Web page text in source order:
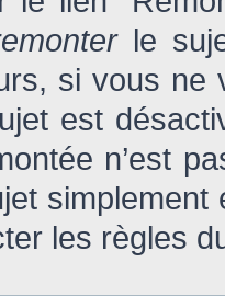
le
si vous
est
n’est
les règles